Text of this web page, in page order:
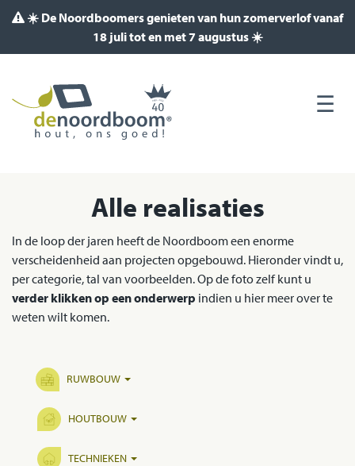
☀️ De Noordboomers genieten van hun zomerverlof vanaf
18 juli tot en met 7 augustus ☀️
Alle realisaties
In de loop der jaren heeft de Noordboom een enorme
verscheidenheid aan projecten opgebouwd. Hieronder vindt u,
per categorie, tal van voorbeelden. Op de foto zelf kunt u
verder klikken op een onderwerp indien u hier meer over te
weten wilt komen.
RUWBOUW
HOUTBOUW
TECHNIEKEN